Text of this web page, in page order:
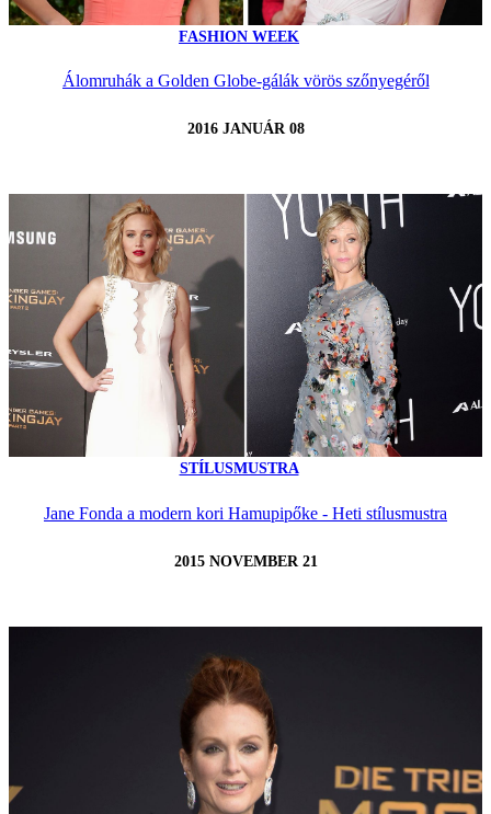
FASHION WEEK
Álomruhák a Golden Globe-gálák vörös szőnyegéről
2016 JANUÁR 08
STÍLUSMUSTRA
Jane Fonda a modern kori Hamupipőke - Heti stílusmustra
2015 NOVEMBER 21